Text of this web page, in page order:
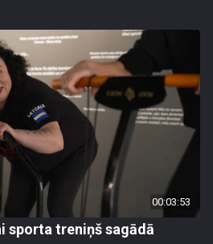
00:03:53
sporta treniņš sagādā